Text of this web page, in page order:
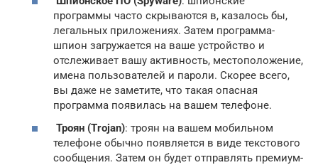
программы часто скрываются в, казалось бы,
легальных приложениях. Затем программа-
шпион загружается на ваше устройство и
отслеживает вашу активность, местоположение,
имена пользователей и пароли. Скорее всего,
вы даже не заметите, что такая опасная
программа появилась на вашем телефоне.
Троян (Trojan): троян на вашем мобильном
телефоне обычно появляется в виде текстового
сообщения. Затем он будет отправлять премиум-